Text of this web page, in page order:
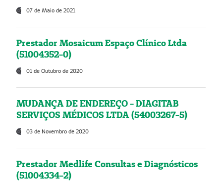
07 de Maio de 2021
Prestador Mosaicum Espaço Clínico Ltda
(51004352-0)
01 de Outubro de 2020
MUDANÇA DE ENDEREÇO - DIAGITAB
SERVIÇOS MÉDICOS LTDA (54003267-5)
03 de Novembro de 2020
Prestador Medlife Consultas e Diagnósticos
(51004334-2)